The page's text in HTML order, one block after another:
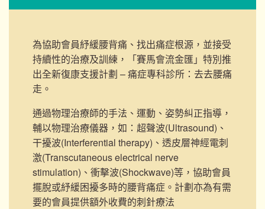
為協助會員紓緩腰背痛、找出痛症根源，並接受
持續性的治療及訓練，「賽馬會流金匯」特別推
出全新復康支援計劃 – 痛症專科診所：去去腰痛
走。
通過物理治療師的手法、運動、姿勢糾正指導，
輔以物理治療儀器，如：超聲波(Ultrasound)、
干擾波(Interferential therapy)、透皮層神經電刺
激(Transcutaneous electrical nerve
stimulation)、衝擊波(Shockwave)等，協助會員
擺脫或紓緩困擾多時的腰背痛症。計劃亦為有需
要的會員提供額外收費的刺針療法